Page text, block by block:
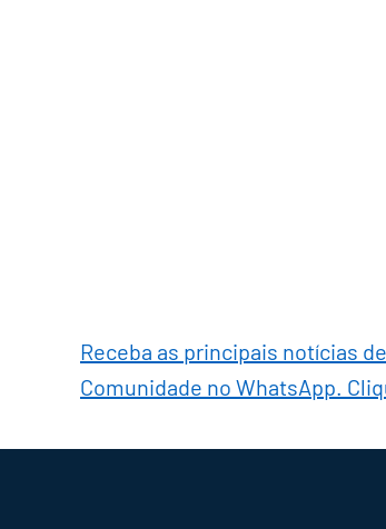
Receba as principais notícias
Comunidade no WhatsApp.